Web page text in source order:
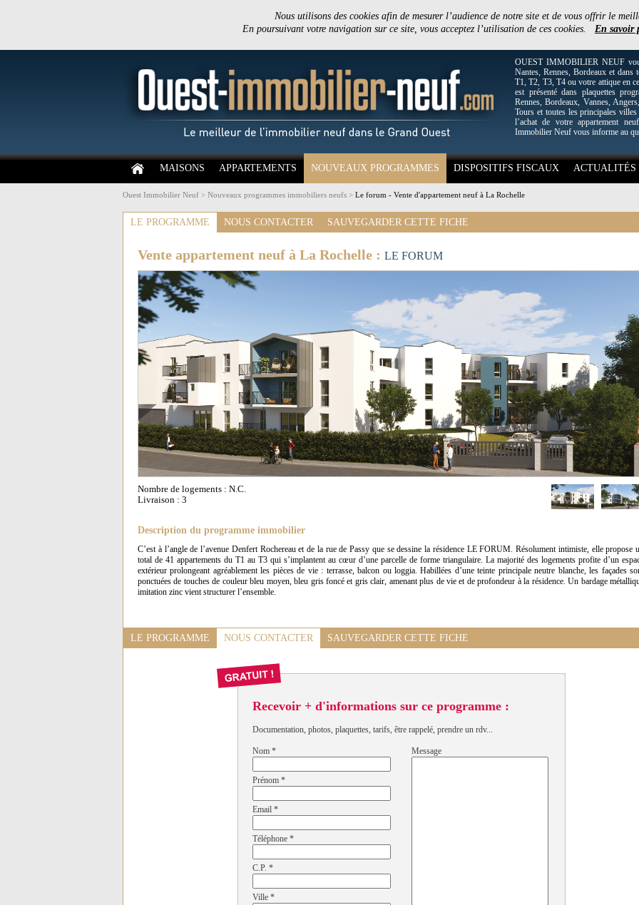
Nous utilisons des cookies afin de mesurer l’audience de notre site et de vous offrir le
En poursuivant votre navigation sur ce site, vous acceptez l’utilisation de ces cookies. En savoir
OUEST IMMOBILIER NEUF
Nantes, Rennes, Bordeaux et
T1, T2, T3, T4 ou votre attique en
est présenté dans plaquettes
Rennes, Bordeaux, Vannes,
Tours et toutes les principales
l’achat de votre appartement
Immobilier Neuf vous informe au
MAISONS APPARTEMENTS NOUVEAUX PROGRAMMES DISPOSITIFS FISCAUX ACTUALITÉS
Ouest Immobilier Neuf > Nouveaux programmes immobiliers neufs > Le forum - Vente d'appartement neuf à La Rochelle
LE PROGRAMME NOUS CONTACTER SAUVEGARDER CETTE FICHE
Vente appartement neuf à La Rochelle : LE FORUM
Nombre de logements : N.C.
Livraison : 3
Description du programme immobilier
C’est à l’angle de l’avenue Denfert Rochereau et de la rue de Passy que se dessine la résidence LE FORUM. Résolument intimiste, elle propose
total de 41 appartements du T1 au T3 qui s’implantent au cœur d’une parcelle de forme triangulaire. La majorité des logements profite d’un
extérieur prolongeant agréablement les pièces de vie : terrasse, balcon ou loggia. Habillées d’une teinte principale neutre blanche, les façades
ponctuées de touches de couleur bleu moyen, bleu gris foncé et gris clair, amenant plus de vie et de profondeur à la résidence. Un bardage
imitation zinc vient structurer l’ensemble.
LE PROGRAMME NOUS CONTACTER SAUVEGARDER CETTE FICHE
Recevoir + d'informations sur ce programme :
Documentation, photos, plaquettes, tarifs, être rappelé, prendre un rdv...
Nom *
Prénom *
Email *
Téléphone *
C.P. *
Ville *
Message